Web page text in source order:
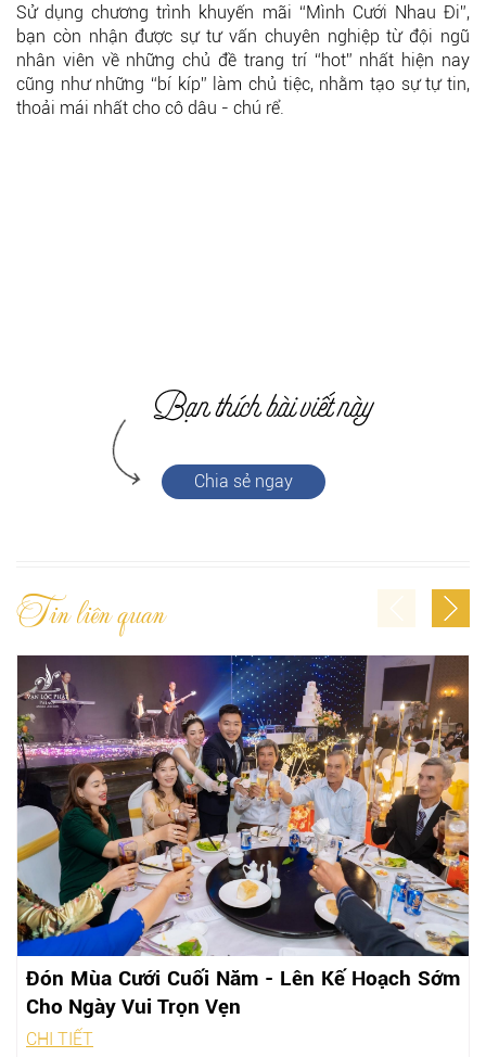
Sử dụng chương trình khuyến mãi “Mình Cưới Nhau Đi”,
bạn còn nhận được sự tư vấn chuyên nghiệp từ đội ngũ
nhân viên về những chủ đề trang trí “hot” nhất hiện nay
cũng như những “bí kíp” làm chủ tiệc, nhằm tạo sự tự tin,
thoải mái nhất cho cô dâu - chú rể.
Chia sẻ ngay
Tin liên quan
Đón Mùa Cưới Cuối Năm - Lên Kế Hoạch Sớm
Cho Ngày Vui Trọn Vẹn
CHI TIẾT